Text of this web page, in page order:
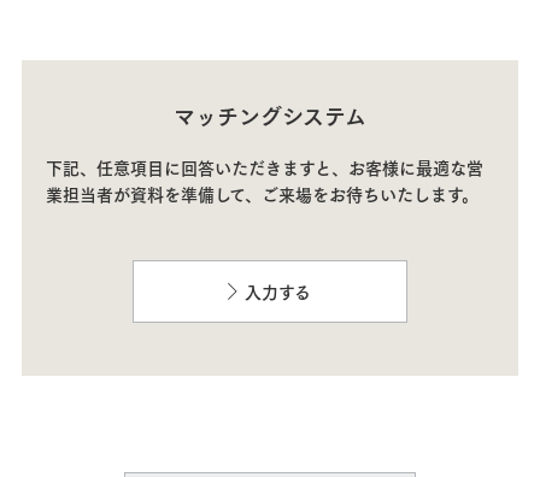
マッチングシステム
下記、任意項目に回答いただきますと、お客様に最適な営
業担当者が資料を準備して、 ご来場をお待ちいたします。
入力する